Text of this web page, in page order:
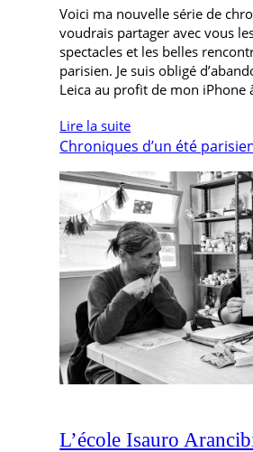
Voici ma nouvelle série de
voudrais partager avec vous
spectacles et les belles
parisien. Je suis obligé
Leica au profit de mon iPhone
Lire la suite
Chroniques d’un été
L’école Isauro